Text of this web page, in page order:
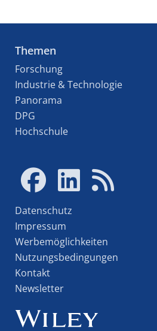
Themen
Forschung
Industrie & Technologie
Panorama
DPG
Hochschule
Datenschutz
Impressum
Werbemöglichkeiten
Nutzungsbedingungen
Kontakt
Newsletter